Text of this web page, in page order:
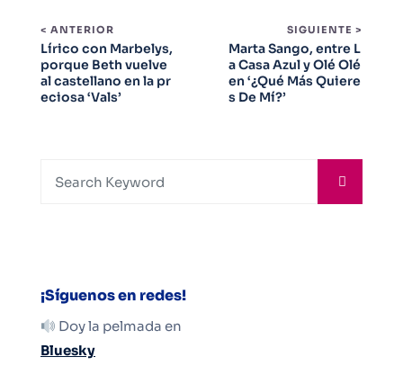
< ANTERIOR
Lírico con Marbelys,
porque Beth vuelve
al castellano en la pr
eciosa ‘Vals’
SIGUIENTE >
Marta Sango, entre L
a Casa Azul y Olé Olé
en ‘¿Qué Más Quiere
s De Mí?’
¡Síguenos en redes!
Doy la pelmada en
Bluesky